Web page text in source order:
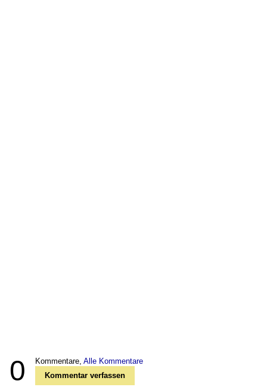
0 Kommentare, Alle Kommentare
Kommentar verfassen